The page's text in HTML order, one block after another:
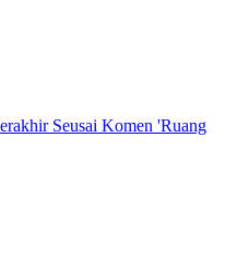
Seusai Komen 'Ruang